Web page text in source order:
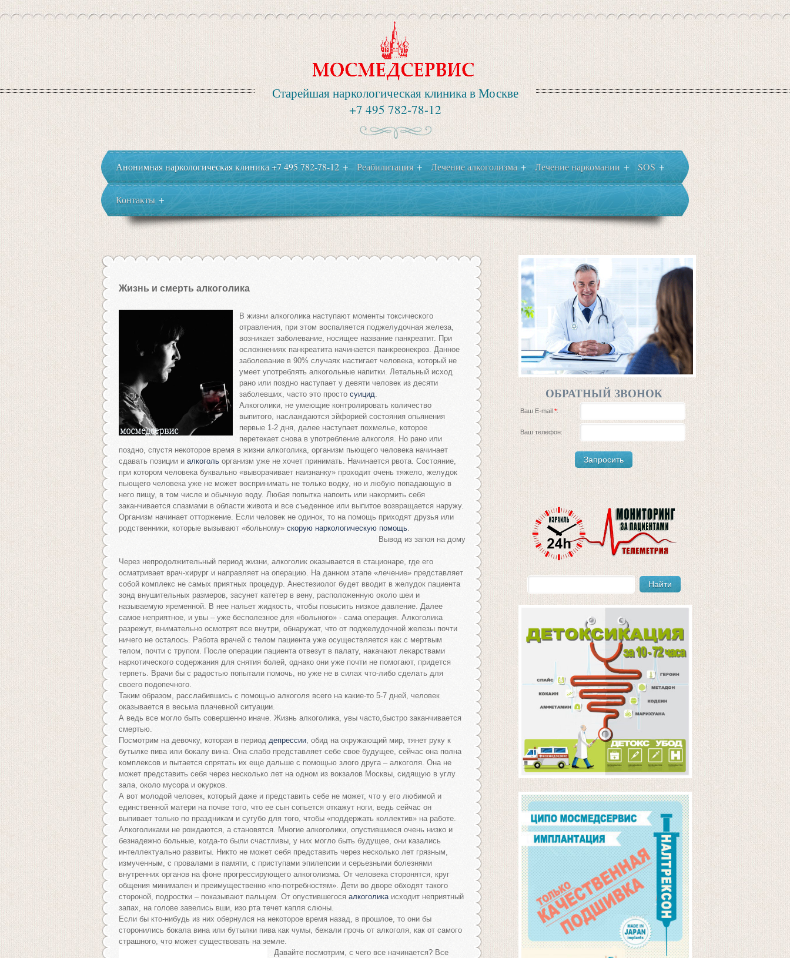
Старейшая наркологическая клиника в Москве
+7 495 782-78-12
Анонимная наркологическая клиника +7 495 782-78-12 + Реабилитация + Лечение алкоголизма + Лечение наркомании + SOS +
Контакты +
Жизнь и смерть алкоголика
В жизни алкоголика наступают моменты токсического
отравления, при этом воспаляется поджелудочная железа,
возникает заболевание, носящее название панкреатит. При
осложнениях панкреатита начинается панкреонекроз. Данное
заболевание в 90% случаях настигает человека, который не
умеет употреблять алкогольные напитки. Летальный исход
рано или поздно наступает у девяти человек из десяти
заболевших, часто это просто суицид.
Алкоголики, не умеющие контролировать количество
выпитого, наслаждаются эйфорией состояния опьянения
первые 1-2 дня, далее наступает похмелье, которое
перетекает снова в употребление алкоголя. Но рано или
поздно, спустя некоторое время в жизни алкоголика, организм пьющего человека начинает
сдавать позиции и алкоголь организм уже не хочет принимать. Начинается рвота. Состояние,
при котором человека буквально «выворачивает наизнанку» проходит очень тяжело, желудок
пьющего человека уже не может воспринимать не только водку, но и любую попадающую в
него пищу, в том числе и обычную воду. Любая попытка напоить или накормить себя
заканчивается спазмами в области живота и все съеденное или выпитое возвращается наружу.
Организм начинает отторжение. Если человек не одинок, то на помощь приходят друзья или
родственники, которые вызывают «больному» скорую наркологическую помощь.
Вывод из запоя на дому
Через непродолжительный период жизни, алкоголик оказывается в стационаре, где его
осматривает врач-хирург и направляет на операцию. На данном этапе «лечение» представляет
собой комплекс не самых приятных процедур. Анестезиолог будет вводит в желудок пациента
зонд внушительных размеров, засунет катетер в вену, расположенную около шеи и
называемую яременной. В нее нальет жидкость, чтобы повысить низкое давление. Далее
самое неприятное, и увы – уже бесполезное для «больного» - сама операция. Алкоголика
разрежут, внимательно осмотрят все внутри, обнаружат, что от поджелудочной железы почти
ничего не осталось. Работа врачей с телом пациента уже осуществляется как с мертвым
телом, почти с трупом. После операции пациента отвезут в палату, накачают лекарствами
наркотического содержания для снятия болей, однако они уже почти не помогают, придется
терпеть. Врачи бы с радостью попытали помочь, но уже не в силах что-либо сделать для
своего подопечного.
Таким образом, расслабившись с помощью алкоголя всего на какие-то 5-7 дней, человек
оказывается в весьма плачевной ситуации.
А ведь все могло быть совершенно иначе. Жизнь алкоголика, увы часто,быстро заканчивается
смертью.
Посмотрим на девочку, которая в период депрессии, обид на окружающий мир, тянет руку к
бутылке пива или бокалу вина. Она слабо представляет себе свое будущее, сейчас она полна
комплексов и пытается спрятать их еще дальше с помощью злого друга – алкоголя. Она не
может представить себя через несколько лет на одном из вокзалов Москвы, сидящую в углу
зала, около мусора и окурков.
А вот молодой человек, который даже и представить себе не может, что у его любимой и
единственной матери на почве того, что ее сын сопьется откажут ноги, ведь сейчас он
выпивает только по праздникам и сугубо для того, чтобы «поддержать коллектив» на работе.
Алкоголиками не рождаются, а становятся. Многие алкоголики, опустившиеся очень низко и
безнадежно больные, когда-то были счастливы, у них могло быть будущее, они казались
интеллектуально развиты. Никто не может себя представить через несколько лет грязным,
измученным, с провалами в памяти, с приступами эпилепсии и серьезными болезнями
внутренних органов на фоне прогрессирующего алкоголизма. От человека сторонятся, круг
общения минимален и преимущественно «по-потребностям». Дети во дворе обходят такого
стороной, подростки – показывают пальцем. От опустившегося алкоголикаисходит неприятный
запах, на голове завелись вши, изо рта течет капля слюны.
Если бы кто-нибудь из них обернулся на некоторое время назад, в прошлое, то они бы
сторонились бокала вина или бутылки пива как чумы, бежали прочь от алкоголя, как от самого
страшного, что может существовать на земле.
Давайте посмотрим, с чего все начинается? Все
ОБРАТНЫЙ ЗВОНОК
Ваш E-mail*:
Ваш телефон: